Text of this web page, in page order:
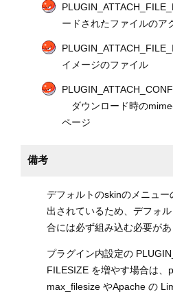
ードされたファイルのア
イメージのファイル
ダウンロード時の
ページ
備考
デフォルトのskinのメニュ
出されているため、デフォ
合には必ず組み込む必要があ
プラグイン内設定の
FILESIZE を増やす場合は、
max_filesize やApache の